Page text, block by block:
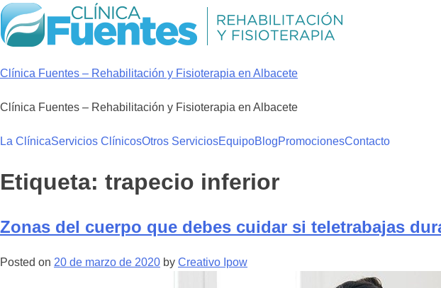
Skip
to
content
Clínica Fuentes – Rehabilitación y Fisioterapia en Albacete
Clínica Fuentes – Rehabilitación y Fisioterapia en Albacete
La ClínicaServicios ClínicosOtros ServiciosEquipoBlogPromocionesContacto
Etiqueta: trapecio inferior
Zonas del cuerpo que debes cuidar si teletrabajas
Posted on 20 de marzo de 2020 by Creativo Ipow